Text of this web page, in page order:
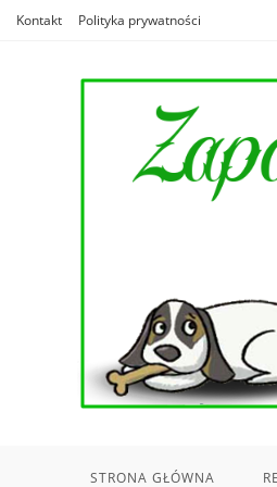
Kontakt Polityka prywatności
STRONA GŁÓWNA